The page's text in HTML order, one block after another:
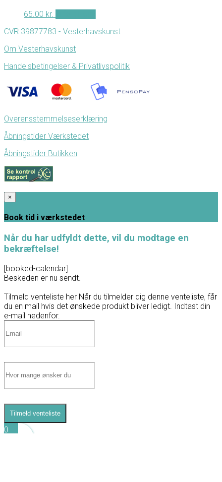
65.00 kr.
CVR 39877783 - Vesterhavskunst
Om Vesterhavskunst
Handelsbetingelser & Privatlivspolitik
Overensstemmelseserklæring
Åbningstider Værkstedet
Åbningstider Butikken
×
Book tid i værkstedet
Når du har udfyldt dette, vil du modtage en
bekræftelse!
[booked-calendar]
Beskeden er nu sendt.
Tilmeld venteliste her Når du tilmelder dig denne venteliste, får
du en mail hvis det ønskede produkt bliver ledigt. Indtast din
e-mail nedenfor.
Tilmeld venteliste
0